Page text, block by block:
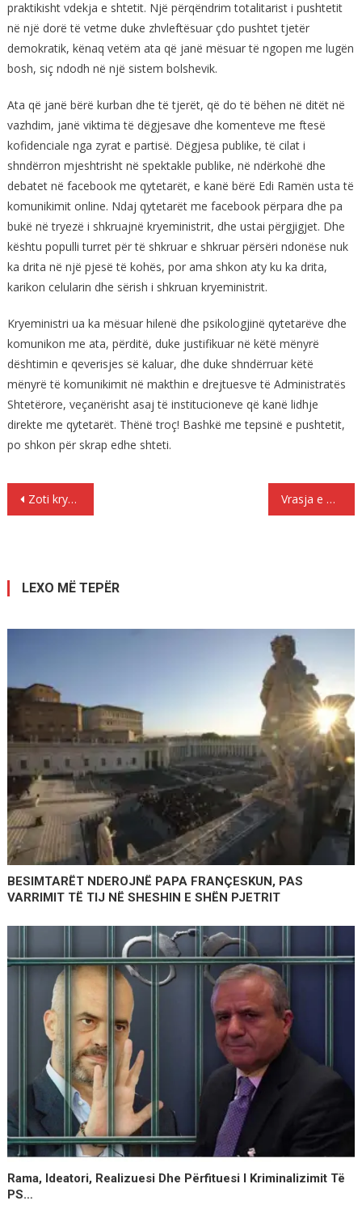
praktikisht vdekja e shtetit. Një përqëndrim totalitarist i pushtetit
në një dorë të vetme duke zhvleftësuar çdo pushtet tjetër
demokratik, kënaq vetëm ata që janë mësuar të ngopen me lugën
bosh, siç ndodh në një sistem bolshevik.
Ata që janë bërë kurban dhe të tjerët, që do të bëhen në ditët në
vazhdim, janë viktima të dëgjesave dhe komenteve me ftesë
kofidenciale nga zyrat e partisë. Dëgjesa publike, të cilat i
shndërron mjeshtrisht në spektakle publike, në ndërkohë dhe
debatet në facebook me qytetarët, e kanë bërë Edi Ramën usta të
komunikimit online. Ndaj qytetarët me facebook përpara dhe pa
bukë në tryezë i shkruajnë kryeministrit, dhe ustai përgjigjet. Dhe
kështu populli turret për të shkruar e shkruar përsëri ndonëse nuk
ka drita në një pjesë të kohës, por ama shkon aty ku ka drita,
karikon celularin dhe sërish i shkruan kryeministrit.
Kryeministri ua ka mësuar hilenë dhe psikologjinë qytetarëve dhe
komunikon me ata, përditë, duke justifikuar në këtë mënyrë
dështimin e qeverisjes së kaluar, dhe duke shndërruar këtë
mënyrë të komunikimit në makthin e drejtuesve të Administratës
Shtetërore, veçanërisht asaj të institucioneve që kanë lidhje
direkte me qytetarët. Thënë troç! Bashkë me tepsinë e pushtetit,
po shkon për skrap edhe shteti.
Lëvizje
Zoti kryeministër, kujt i shërbejnë këto spiunlliqe në publik ? Vrasja e Pëllumb Marnikollaj një degjenerim i plotë për drejtësinë greke
LEXO MË TEPËR
BESIMTARËT NDEROJNË PAPA FRANÇESKUN, PAS
VARRIMIT TË TIJ NË SHESHIN E SHËN PJETRIT
Rama, Ideatori, Realizuesi Dhe Përfituesi I Kriminalizimit Të
PS…